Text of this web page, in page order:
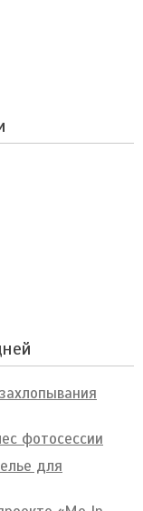
фотосессии
для